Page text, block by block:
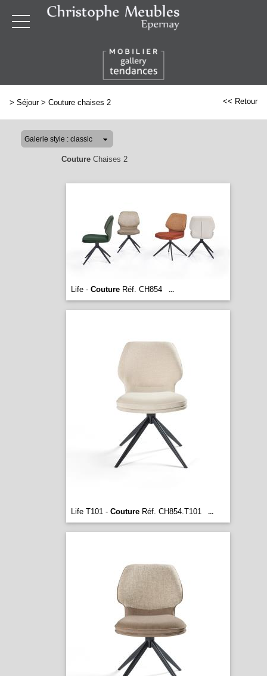
> Séjour> Couture chaises 2 << Retour
CoutureChaises 2
Life - CoutureRéf. CH854 ...
Life T101 - CoutureRéf. CH854.T101 ...